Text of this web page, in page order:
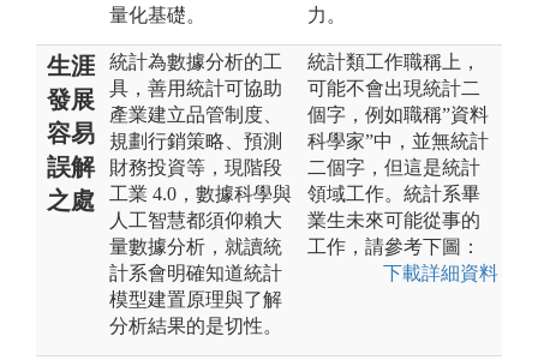
量化基礎。
力。
生涯
發展
容易
誤解
之處
統計為數據分析的工
具，善用統計可協助
產業建立品管制度、
規劃行銷策略、預測
財務投資等，現階段
工業 4.0，數據科學與
人工智慧都須仰賴大
量數據分析，就讀統
計系會明確知道統計
模型建置原理與了解
分析結果的是切性。
統計類工作職稱上，
可能不會出現統計二
個字，例如職稱”資料
科學家”中，並無統計
二個字，但這是統計
領域工作。統計系畢
業生未來可能從事的
工作，請參考下圖：
下載詳細資料